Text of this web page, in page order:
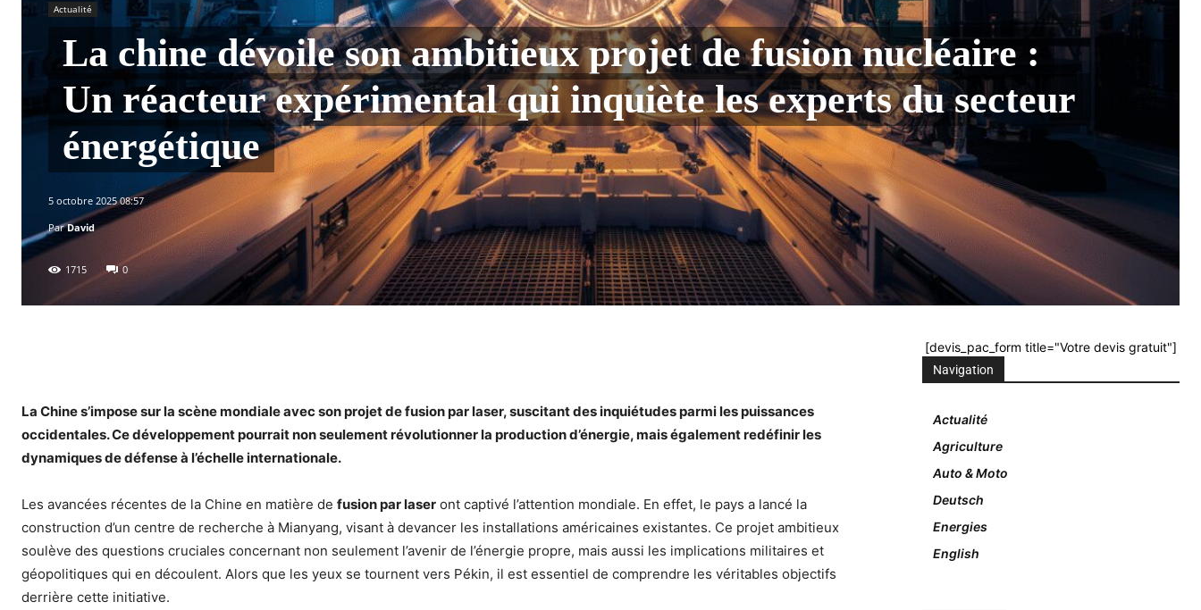
Actualité
La chine dévoile son ambitieux projet de fusion nucléaire :
Un réacteur expérimental qui inquiète les experts du secteur
énergétique
5 octobre 2025 08:57
Par David
1715 0
La Chine s’impose sur la scène mondiale avec son projet de fusion par laser, suscitant des inquiétudes parmi les puissances
occidentales. Ce développement pourrait non seulement révolutionner la production d’énergie, mais également redéfinir les
dynamiques de défense à l’échelle internationale.
Les avancées récentes de la Chine en matière de fusion par laser ont captivé l’attention mondiale. En effet, le pays a lancé la
construction d’un centre de recherche à Mianyang, visant à devancer les installations américaines existantes. Ce projet ambitieux
soulève des questions cruciales concernant non seulement l’avenir de l’énergie propre, mais aussi les implications militaires et
géopolitiques qui en découlent. Alors que les yeux se tournent vers Pékin, il est essentiel de comprendre les véritables objectifs
derrière cette initiative.
[devis_pac_form title="Votre devis gratuit"]
Navigation
Actualité
Agriculture
Auto & Moto
Deutsch
Energies
English